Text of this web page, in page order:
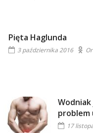
Pięta Haglunda
3 października 2016
problem
17